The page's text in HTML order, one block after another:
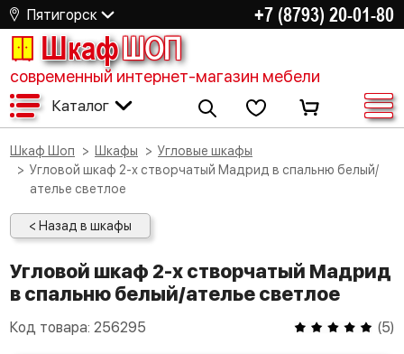
Пятигорск +7 (8793) 20-01-80
ШкафШОП
современный интернет-магазин мебели
Каталог
Шкаф Шоп Шкафы
Угловые шкафы
Угловой шкаф 2-х створчатый Мадрид в спальню белый/
ателье светлое
< Назад в шкафы
Угловой шкаф 2-х створчатый Мадрид
в спальню белый/ателье светлое
Код товара: 256295 (5)